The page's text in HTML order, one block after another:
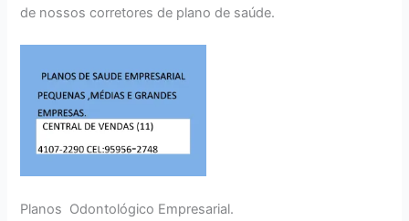
de nossos corretores de plano de saúde.
Planos Odontológico Empresarial.